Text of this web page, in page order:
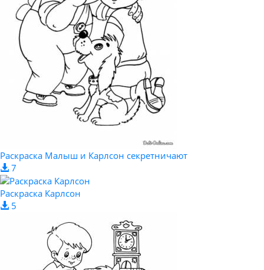
Раскраска Малыш и Карлсон секретничают
7
Раскраска Карлсон
5